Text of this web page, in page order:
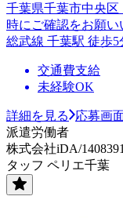
千葉県千葉市中央
時にご確認をお願い
総武線 千葉駅 徒歩5
交通費支給
未経験OK
詳細を見る
応募画
派遣労働者
株式会社iDA/
タッフ ペリエ千葉